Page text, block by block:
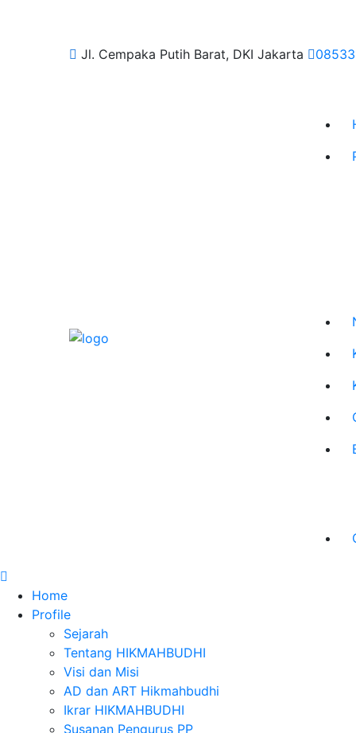
Jl. Cempaka Putih Barat, DKI Jakarta
Home
Profile
Sejarah
Tentang HIKMAHBUDHI
Visi dan Misi
AD dan ART Hikmahbudhi
Ikrar HIKMAHBUDHI
Susanan Pengurus PP